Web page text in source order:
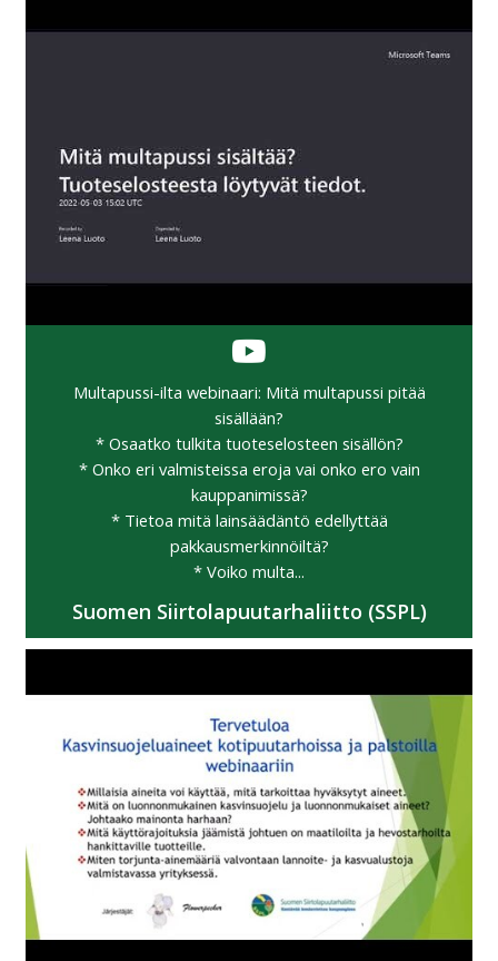
Multapussi-ilta webinaari: Mitä multapussi pitää
sisällään?
* Osaatko tulkita tuoteselosteen sisällön?
* Onko eri valmisteissa eroja vai onko ero vain
kauppanimissä?
* Tietoa mitä lainsäädäntö edellyttää
pakkausmerkinnöiltä?
* Voiko multa...
Suomen Siirtolapuutarhaliitto (SSPL)